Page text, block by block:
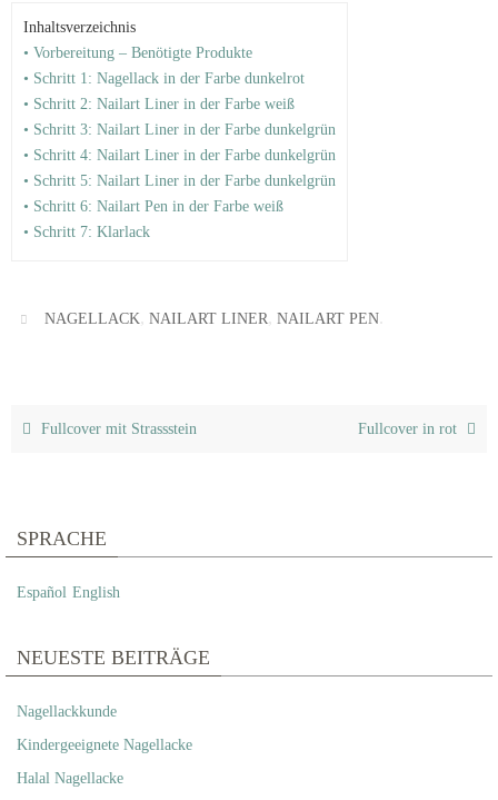
Inhaltsverzeichnis
• Vorbereitung – Benötigte Produkte
• Schritt 1: Nagellack in der Farbe dunkelrot
• Schritt 2: Nailart Liner in der Farbe weiß
• Schritt 3: Nailart Liner in der Farbe dunkelgrün
• Schritt 4: Nailart Liner in der Farbe dunkelgrün
• Schritt 5: Nailart Liner in der Farbe dunkelgrün
• Schritt 6: Nailart Pen in der Farbe weiß
• Schritt 7: Klarlack
NAGELLACK,NAILART LINER,NAILART PEN
Fullcover mit Strassstein Fullcover in rot
SPRACHE
Español English
NEUESTE BEITRÄGE
Nagellackkunde
Kindergeeignete Nagellacke
Halal Nagellacke